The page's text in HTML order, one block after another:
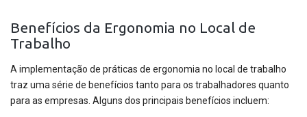
Benefícios da Ergonomia no Local de
Trabalho
A implementação de práticas de ergonomia no local de trabalho
traz uma série de benefícios tanto para os trabalhadores quanto
para as empresas. Alguns dos principais benefícios incluem: